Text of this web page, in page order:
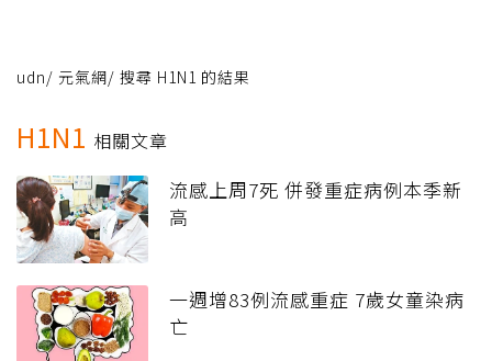
udn/ 元氣網/ 搜尋 H1N1 的結果
H1N1 相關文章
流感上周7死 併發重症病例本季新
高
一週增83例流感重症 7歲女童染病
亡